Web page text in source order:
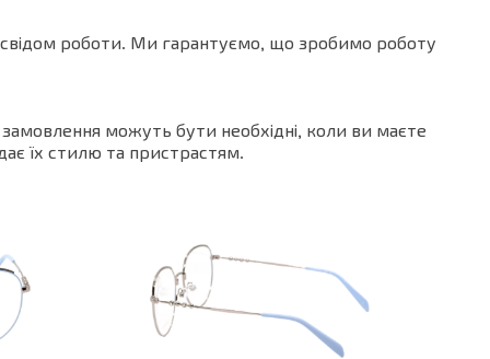
роботи. Ми гарантуємо, що зробимо роботу
можуть бути необхідні, коли ви маєте
їх стилю та пристрастям.